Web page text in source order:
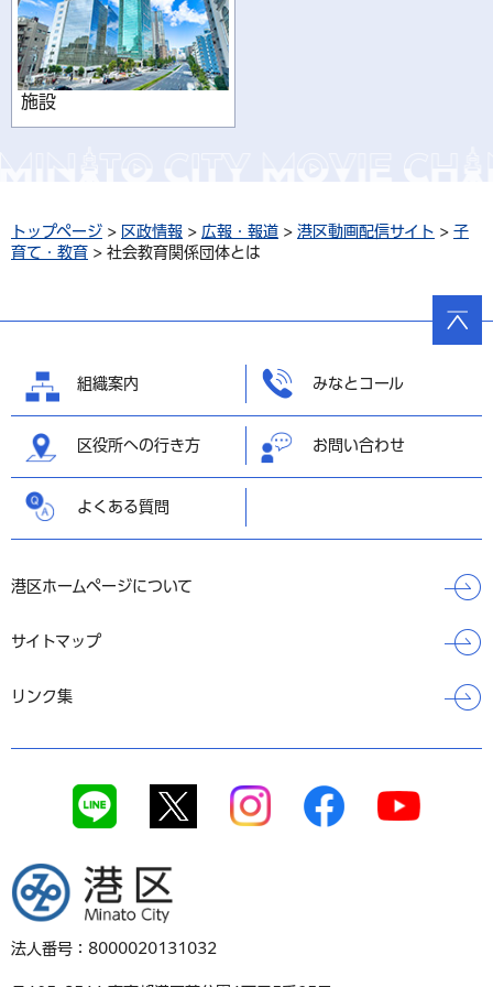
施設
トップページ > 区政情報 > 広報・報道 > 港区動画配信サイト > 子
育て・教育 > 社会教育関係団体とは
組織案内 みなとコール
区役所への行き方 お問い合わせ
よくある質問
港区ホームページについて
サイトマップ
リンク集
港区
法人番号：8000020131032
ページ
の先頭